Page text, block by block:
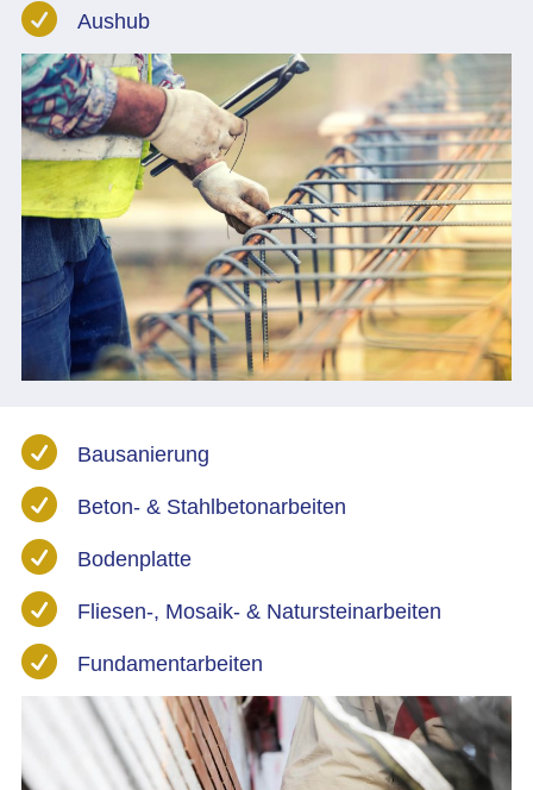
 Aushub
 Bausanierung
 Beton- & Stahlbetonarbeiten
 Bodenplatte
 Fliesen-, Mosaik- & Natursteinarbeiten
 Fundamentarbeiten